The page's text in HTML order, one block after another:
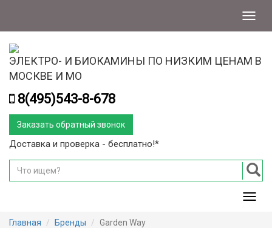
Меню
ЭЛЕКТРО- И БИОКАМИНЫ ПО НИЗКИМ ЦЕНАМ В
МОСКВЕ И МО
8(495)543-8-678
Заказать обратный звонок
Доставка и проверка - бесплатно!*
Меню
Главная Бренды Garden Way